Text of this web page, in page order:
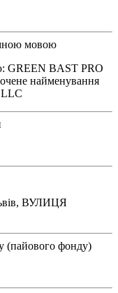
мовою
GREEN BAST PRO
найменування
ВУЛИЦЯ
(пайового фонду)